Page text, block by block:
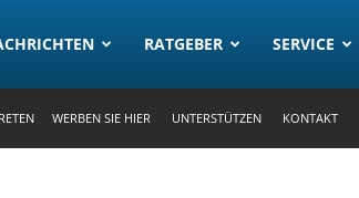
RATGEBER SERVICE
WERBEN SIE HIER UNTERSTÜTZEN KONTAKT